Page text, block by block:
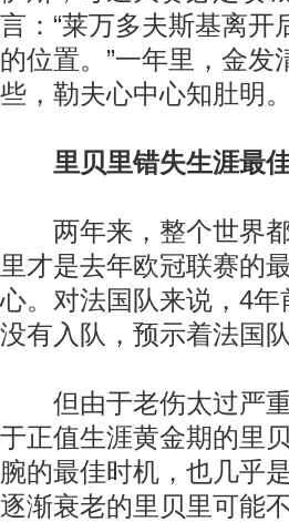
言：“莱万多夫斯基离
的位置。”一年里，金
些，勒夫心中心知肚明。
里贝里错失生涯最
两年来，整个世界都
里才是去年欧冠联赛的
心。对法国队来说，4
没有入队，预示着法国
但由于老伤太过严重
于正值生涯黄金期的里
腕的最佳时机，也几乎
逐渐衰老的里贝里可能